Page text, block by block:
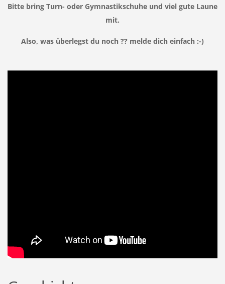
Bitte bring Turn- oder Gymnastikschuhe und viel gute Laune
mit.
Also, was überlegst du noch ?? melde dich einfach :-)